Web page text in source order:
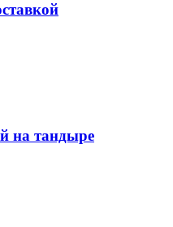
на тандыре